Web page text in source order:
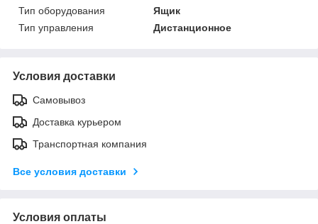
Тип оборудования
Ящик
Тип управления
Дистанционное
Условия доставки
Самовывоз
Доставка курьером
Транспортная компания
Все условия доставки
Условия оплаты